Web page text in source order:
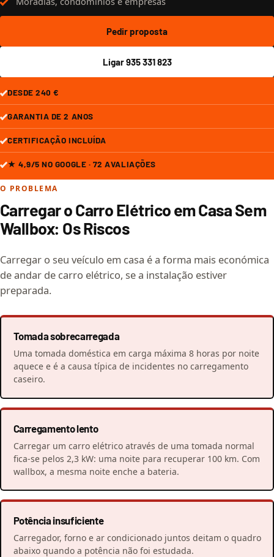
Pedir proposta
Ligar 935 331 823
DESDE 240 €
GARANTIA DE 2 ANOS
CERTIFICAÇÃO INCLUÍDA
★ 4,9/5 NO GOOGLE · 72 AVALIAÇÕES
O PROBLEMA
Carregar o Carro Elétrico em Casa Sem
Wallbox: Os Riscos
Carregar o seu veículo em casa é a forma mais económica
de andar de carro elétrico, se a instalação estiver
preparada.
Tomada sobrecarregada
Uma tomada doméstica em carga máxima 8 horas por noite
aquece e é a causa típica de incidentes no carregamento
caseiro.
Carregamento lento
Carregar um carro elétrico através de uma tomada normal
fica-se pelos 2,3 kW: uma noite para recuperar 100 km. Com
wallbox, a mesma noite enche a bateria.
Potência insuficiente
Carregador, forno e ar condicionado juntos deitam o quadro
abaixo quando a potência não foi estudada.